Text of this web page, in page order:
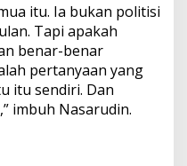
itu. Ia bukan politisi
Tapi apakah
benar-benar
pertanyaan yang
itu sendiri. Dan
imbuh Nasarudin.